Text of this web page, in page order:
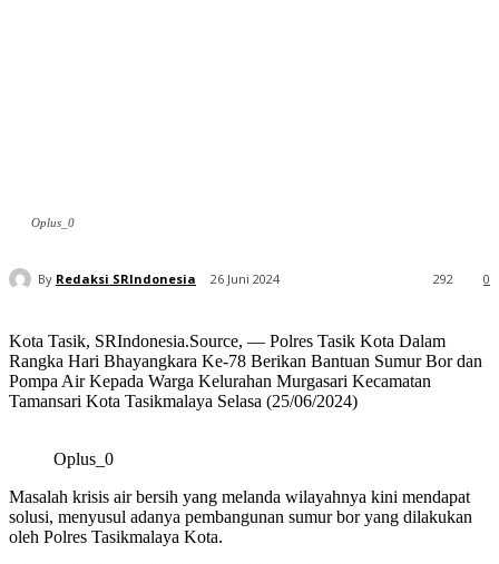
Oplus_0
By Redaksi SRIndonesia 26 Juni 2024 0
292
Kota Tasik, SRIndonesia.Source, — Polres Tasik Kota Dalam
Rangka Hari Bhayangkara Ke-78 Berikan Bantuan Sumur Bor dan
Pompa Air Kepada Warga Kelurahan Murgasari Kecamatan
Tamansari Kota Tasikmalaya Selasa (25/06/2024)
Oplus_0
Masalah krisis air bersih yang melanda wilayahnya kini mendapat
solusi, menyusul adanya pembangunan sumur bor yang dilakukan
oleh Polres Tasikmalaya Kota.